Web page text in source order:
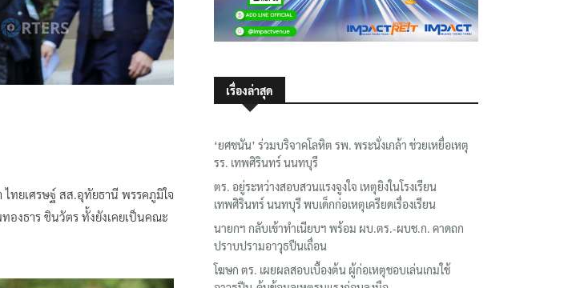
ไทยเศรษฐ์ สส.อุทัยธานี พรรคภูมิใจ
องธาร ชินวัตร ทั้งยังเคยเป็นคณะ
เรื่องล่าสุด
‘ยศชนัน’ ร่วมบริจาคโลหิต รพ. พระนั่งเกล้า ช่วยเหยื่อเหตุ
รร. เทพศิรินทร์ นนทบุรี
ตร. อยู่ระหว่างสอบสวนแรงจูงใจ เหตุยิงในโรงเรียน
เทพศิรินทร์ นนทบุรี พบเด็กก่อเหตุเครียดเรื่องเรียน
นายกฯ กลับเข้าทำเนียบฯ พร้อม ผบ.ตร.-ผบช.ก. คาดถก
ปราบปรามอาวุธปืนเถื่อน
โฆษก ตร. เผยผลสอบเบื้องต้น ผู้ก่อเหตุชอบเล่นเกมใช้